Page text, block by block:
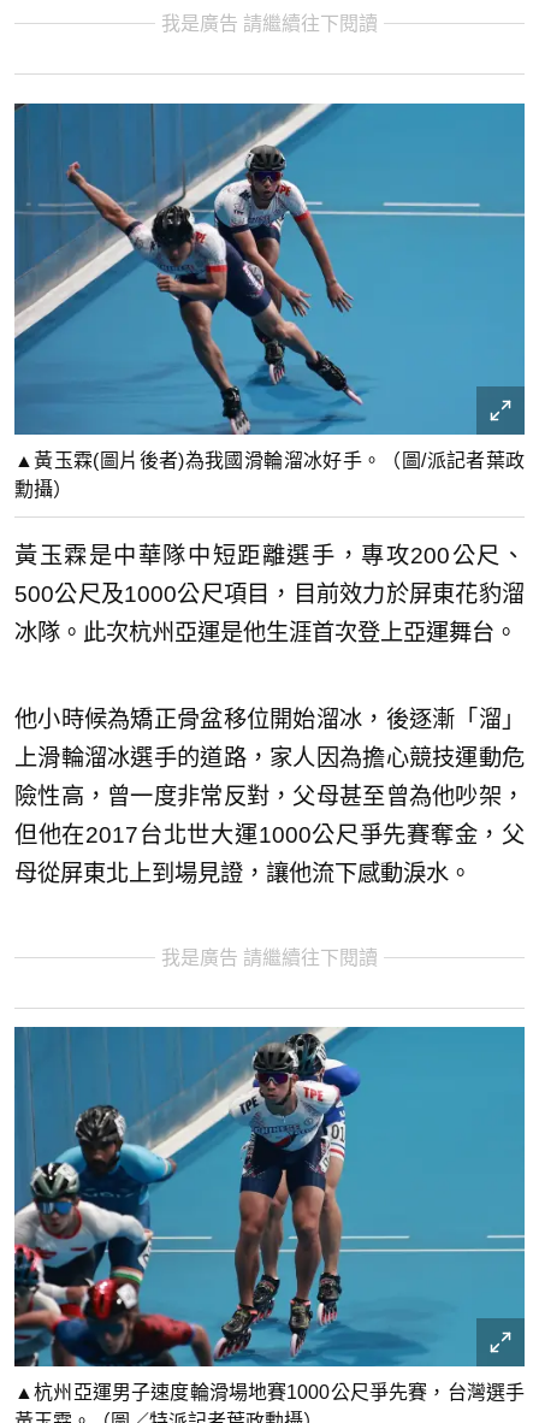
我是廣告 請繼續往下閱讀
▲黃玉霖(圖片後者)為我國滑輪溜冰好手。（圖/派記者葉政
勳攝）
黃玉霖是中華隊中短距離選手，專攻200公尺、
500公尺及1000公尺項目，目前效力於屏東花豹溜
冰隊。此次杭州亞運是他生涯首次登上亞運舞台。
他小時候為矯正骨盆移位開始溜冰，後逐漸「溜」
上滑輪溜冰選手的道路，家人因為擔心競技運動危
險性高，曾一度非常反對，父母甚至曾為他吵架，
但他在2017台北世大運1000公尺爭先賽奪金，父
母從屏東北上到場見證，讓他流下感動淚水。
我是廣告 請繼續往下閱讀
▲杭州亞運男子速度輪滑場地賽1000公尺爭先賽，台灣選手